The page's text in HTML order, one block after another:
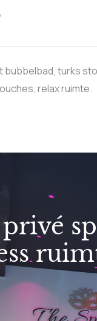
bubbelbad, turks
relax ruimte.